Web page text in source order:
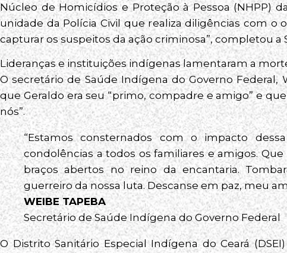
Núcleo de Homicídios e Proteção à Pessoa (NHPP)
unidade da Polícia Civil que realiza diligências com o
capturar os suspeitos da ação criminosa”, completou a
Lideranças e instituições indígenas lamentaram a
O secretário de Saúde Indígena do Governo
que Geraldo era seu “primo, compadre e amigo” e
nós”.
“Estamos consternados com o impacto
condolências a todos os familiares e amigos.
braços abertos no reino da encantaria.
guerreiro da nossa luta. Descanse em paz, meu
WEIBE TAPEBA
Secretário de Saúde Indígena do Governo Federal
O Distrito Sanitário Especial Indígena do Ceará